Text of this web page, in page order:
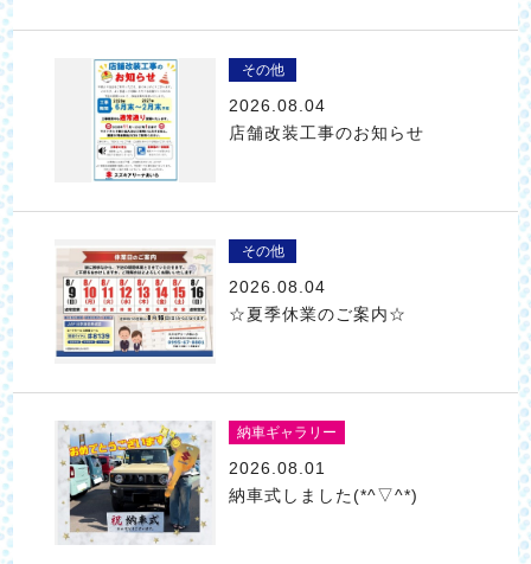
その他
2026.08.04
店舗改装工事のお知らせ
その他
2026.08.04
☆夏季休業のご案内☆
納車ギャラリー
2026.08.01
納車式しました(*^▽^*)